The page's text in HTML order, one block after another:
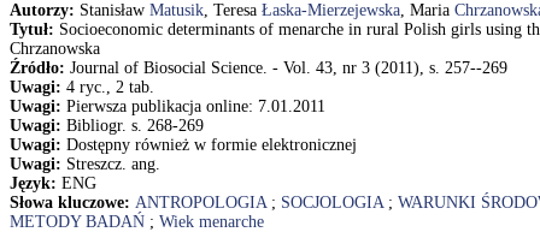
Autorzy: Stanisław Matusik, Teresa Łaska-Mierzejewska, Maria
Tytuł: Socioeconomic determinants of menarche in rural Polish girls using
Chrzanowska
Źródło: Journal of Biosocial Science. - Vol. 43, nr 3 (2011), s. 257--269
Uwagi: 4 ryc., 2 tab.
Uwagi: Pierwsza publikacja online: 7.01.2011
Uwagi: Bibliogr. s. 268-269
Uwagi: Dostępny również w formie elektronicznej
Uwagi: Streszcz. ang.
Język: ENG
Słowa kluczowe: ANTROPOLOGIA; SOCJOLOGIA; WARUNKI
METODY BADAŃ ; Wiek menarche